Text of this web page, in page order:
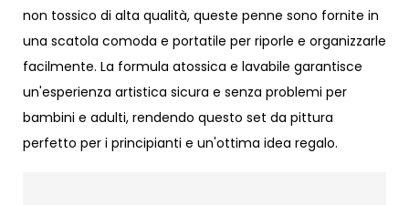
non tossico di alta qualità, queste penne sono fornite in
una scatola comoda e portatile per riporle e organizzarle
facilmente. La formula atossica e lavabile garantisce
un'esperienza artistica sicura e senza problemi per
bambini e adulti, rendendo questo set da pittura
perfetto per i principianti e un'ottima idea regalo.